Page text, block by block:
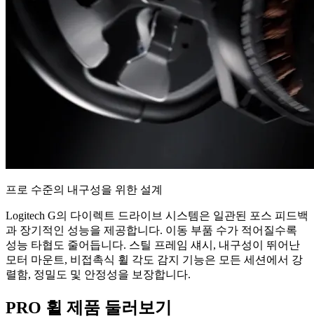
프로 수준의 내구성을 위한 설계
Logitech G의 다이렉트 드라이브 시스템은 일관된 포스 피드백
과 장기적인 성능을 제공합니다. 이동 부품 수가 적어질수록
성능 타협도 줄어듭니다. 스틸 프레임 섀시, 내구성이 뛰어난
모터 마운트, 비접촉식 휠 각도 감지 기능은 모든 세션에서 강
렬함, 정밀도 및 안정성을 보장합니다.
PRO 휠 제품 둘러보기